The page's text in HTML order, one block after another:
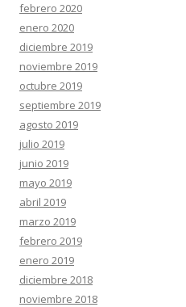
febrero 2020
enero 2020
diciembre 2019
noviembre 2019
octubre 2019
septiembre 2019
agosto 2019
julio 2019
junio 2019
mayo 2019
abril 2019
marzo 2019
febrero 2019
enero 2019
diciembre 2018
noviembre 2018